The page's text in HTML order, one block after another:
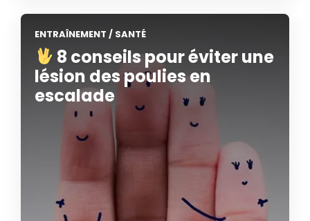
ENTRAÎNEMENT / SANTÉ
8 conseils pour éviter une
lésion des poulies en
escalade